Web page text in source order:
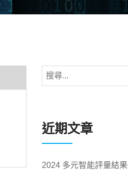
近期文章
2024 多元智能評量結